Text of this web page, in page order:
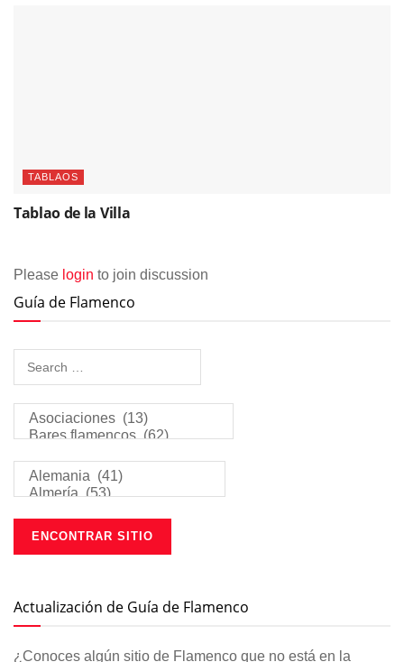
TABLAOS
Tablao de la Villa
Please login to join discussion
Guía de Flamenco
Actualización de Guía de Flamenco
¿Conoces algún sitio de Flamenco que no está en la